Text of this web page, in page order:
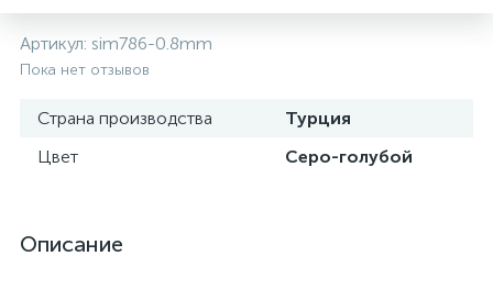
Артикул: sim786-0.8mm
Пока нет отзывов
Страна производства
Турция
Цвет
Серо-голубой
Описание